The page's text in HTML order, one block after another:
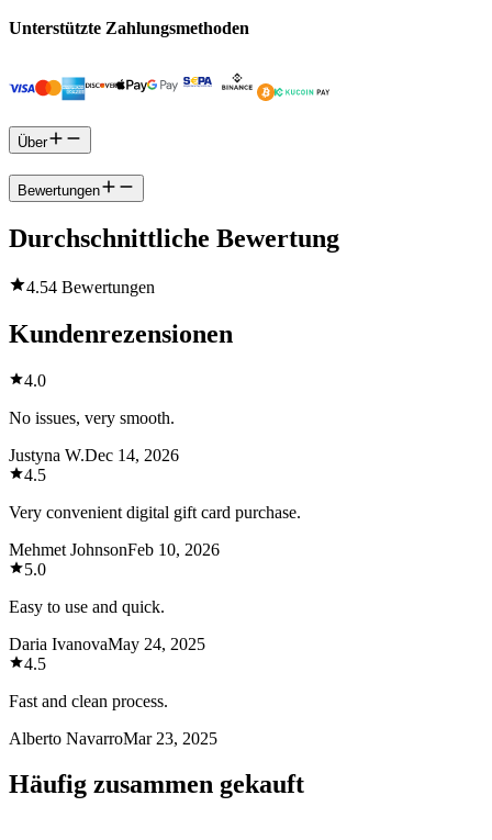
Unterstützte Zahlungsmethoden
Über
Bewertungen
Durchschnittliche Bewertung
4.54 Bewertungen
Kundenrezensionen
4.0
No issues, very smooth.
Justyna W.Dec 14, 2026
4.5
Very convenient digital gift card purchase.
Mehmet JohnsonFeb 10, 2026
5.0
Easy to use and quick.
Daria IvanovaMay 24, 2025
4.5
Fast and clean process.
Alberto NavarroMar 23, 2025
Häufig zusammen gekauft